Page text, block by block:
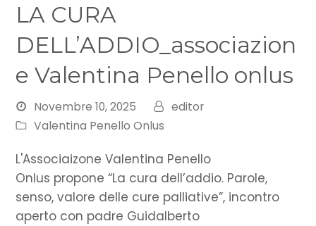
LA CURA
DELL’ADDIO_associazion
e Valentina Penello onlus
Novembre 10, 2025
editor
Valentina Penello Onlus
L'Associaizone Valentina Penello
Onlus propone “La cura dell’addio. Parole,
senso, valore delle cure palliative”, incontro
aperto con padre Guidalberto